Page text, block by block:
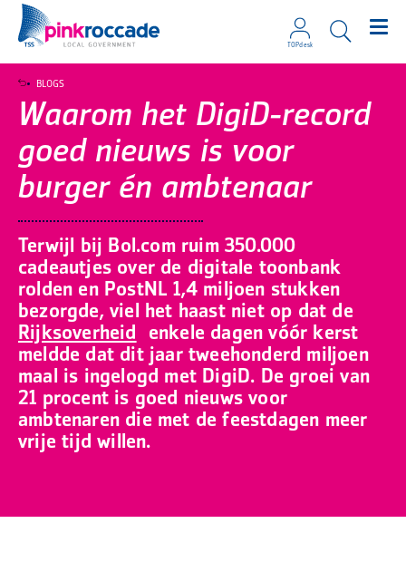
TOPdesk
Waarom het DigiD-record
goed nieuws is voor
burger én ambtenaar
Terwijl bij Bol.com ruim 350.000
cadeautjes over de digitale toonbank
rolden en PostNL 1,4 miljoen stukken
bezorgde, viel het haast niet op dat de
Rijksoverheid enkele dagen vóór kerst
meldde dat dit jaar tweehonderd miljoen
maal is ingelogd met DigiD. De groei van
21 procent is goed nieuws voor
ambtenaren die met de feestdagen meer
vrije tijd willen.
BLOGS